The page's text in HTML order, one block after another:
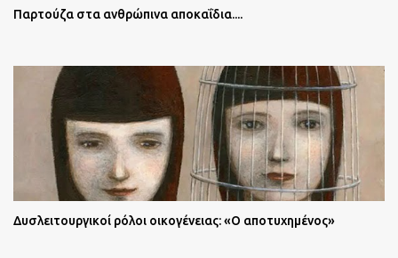
Παρτούζα στα ανθρώπινα αποκαΐδια....
Δυσλειτουργικοί ρόλοι οικογένειας: «Ο αποτυχημένος»